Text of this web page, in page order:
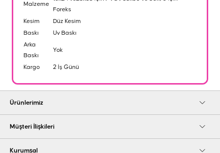
Malzeme
Foreks
Kesim
Düz Kesim
Baskı
Uv Baskı
Arka
Baskı
Yok
Kargo 2 İş Günü
Ürünlerimiz
Müşteri İlişkileri
Kurumsal